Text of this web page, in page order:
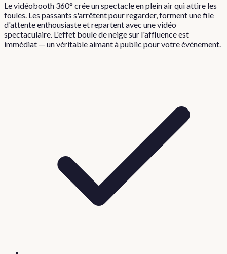
Le vidéobooth 360° crée un spectacle en plein air qui attire les
foules. Les passants s'arrêtent pour regarder, forment une file
d'attente enthousiaste et repartent avec une vidéo
spectaculaire. L'effet boule de neige sur l'affluence est
immédiat — un véritable aimant à public pour votre événement.